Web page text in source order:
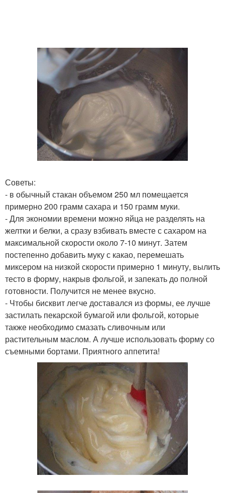
Советы:
- в обычный стакан объемом 250 мл помещается
примерно 200 грамм сахара и 150 грамм муки.
- Для экономии времени можно яйца не разделять на
желтки и белки, а сразу взбивать вместе с сахаром на
максимальной скорости около 7-10 минут. Затем
постепенно добавить муку с какао, перемешать
миксером на низкой скорости примерно 1 минуту, вылить
тесто в форму, накрыв фольгой, и запекать до полной
готовности. Получится не менее вкусно.
- Чтобы бисквит легче доставался из формы, ее лучше
застилать пекарской бумагой или фольгой, которые
также необходимо смазать сливочным или
растительным маслом. А лучше использовать форму со
съемными бортами. Приятного аппетита!